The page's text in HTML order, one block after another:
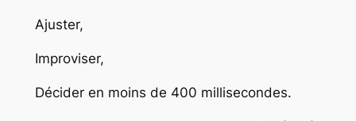
Ajuster,
Improviser,
Décider en moins de 400 millisecondes.